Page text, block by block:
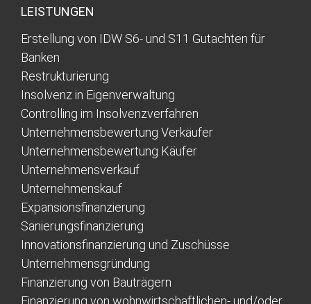
LEISTUNGEN
Erstellung von IDW S6- und S11 Gutachten für
Banken
Restrukturierung
Insolvenz in Eigenverwaltung
Controlling im Insolvenzverfahren
Unternehmensbewertung Verkäufer
Unternehmensbewertung Käufer
Unternehmensverkauf
Unternehmenskauf
Expansionsfinanzierung
Sanierungsfinanzierung
Innovationsfinanzierung und Zuschüsse
Unternehmensgründung
Finanzierung von Bauträgern
Finanzierung von wohnwirtschaftlichen- und/oder